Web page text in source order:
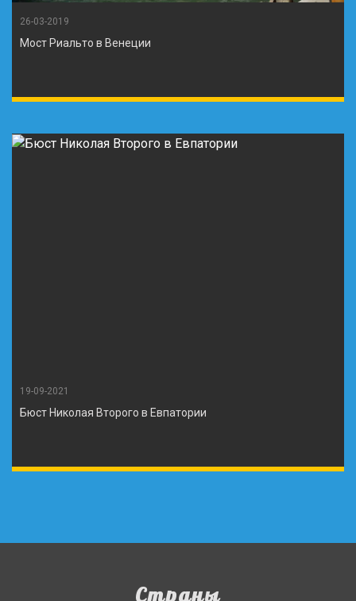
26-03-2019
Мост Риальто в Венеции
19-09-2021
Бюст Николая Второго в Евпатории
Страны